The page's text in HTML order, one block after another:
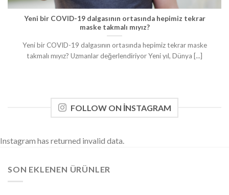
Yeni bir COVID-19 dalgasının ortasında hepimiz tekrar
maske takmalı mıyız?
Yeni bir COVID-19 dalgasının ortasında hepimiz tekrar maske
takmalı mıyız? Uzmanlar değerlendiriyor Yeni yıl, Dünya [...]
FOLLOW ON INSTAGRAM
Instagram has returned invalid data.
SON EKLENEN ÜRÜNLER